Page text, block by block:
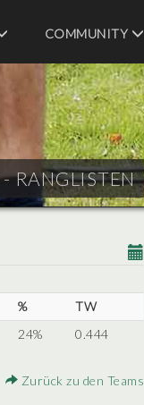
COMMUNITY
RANGLISTEN
%
TW
24% 0.444
Zurück zu den Teams